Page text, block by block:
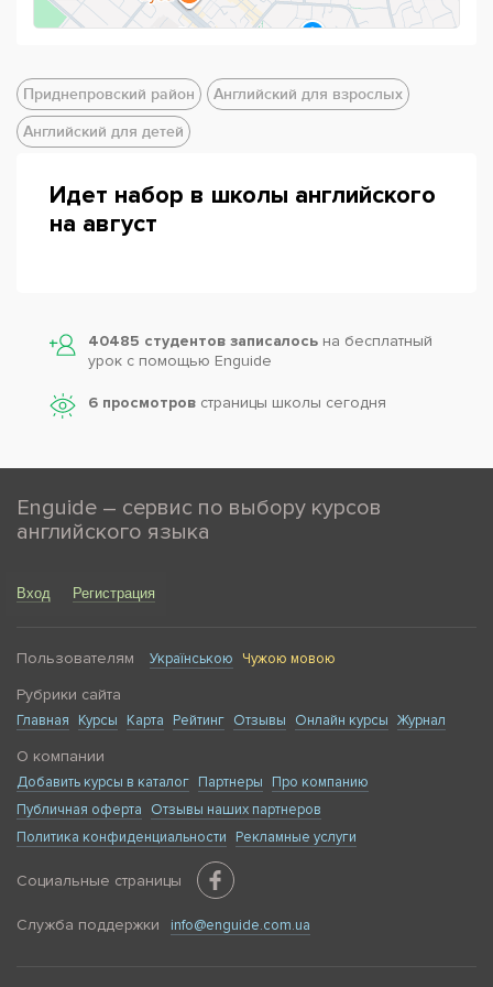
Приднепровский район
Английский для взрослых
Английский для детей
Идет набор в школы английского
на август
40485 студентов записалось на бесплатный
урок с помощью Enguide
6 просмотров страницы школы сегодня
Enguide – сервис по выбору курсов
английского языка
Вход Регистрация
Пользователям Українською Чужою мовою
Рубрики сайта
Главная Курсы Карта Рейтинг Отзывы Онлайн курсы Журнал
О компании
Добавить курсы в каталог Партнеры
Про компанию
Публичная оферта
Отзывы наших партнеров
Политика конфиденциальности
Рекламные услуги
Социальные страницы
Служба поддержки info@enguide.com.ua